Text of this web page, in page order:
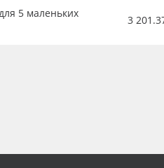
5 маленьких
3